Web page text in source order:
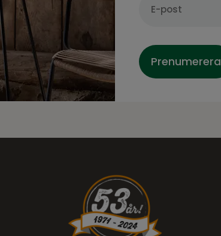
Prenumerera